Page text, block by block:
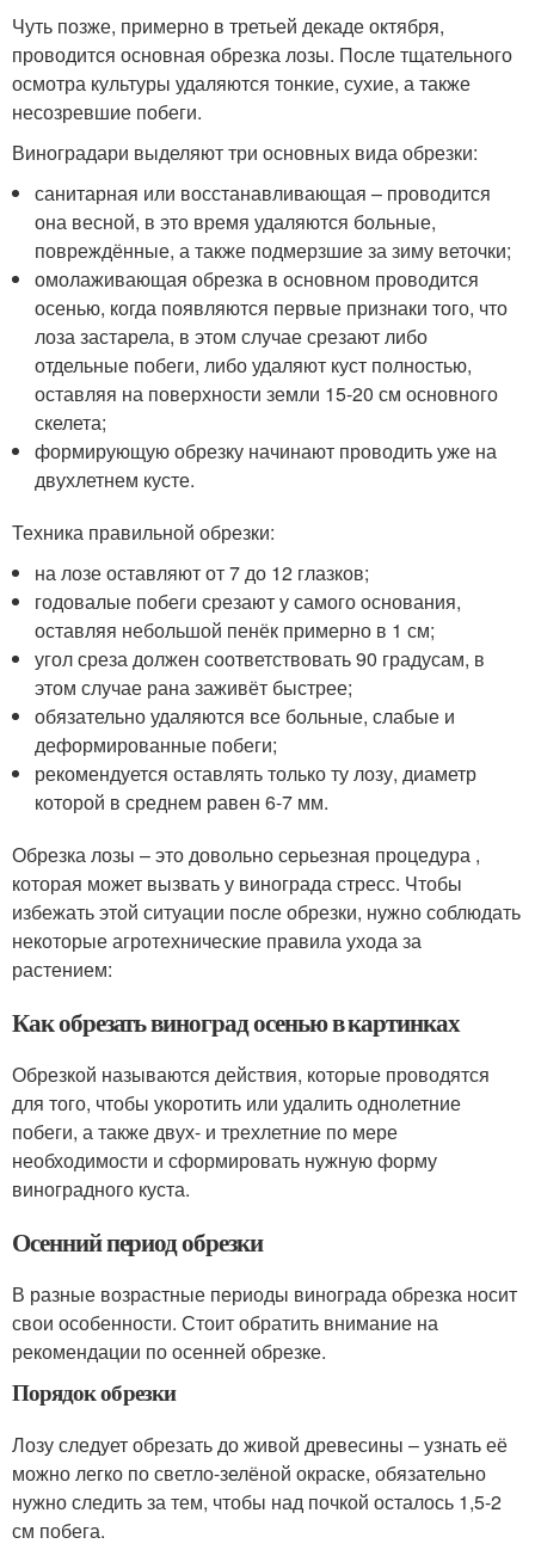
Чуть позже, примерно в третьей декаде октября,
проводится основная обрезка лозы. После тщательного
осмотра культуры удаляются тонкие, сухие, а также
несозревшие побеги.
Виноградари выделяют три основных вида обрезки:
санитарная или восстанавливающая – проводится
она весной, в это время удаляются больные,
повреждённые, а также подмерзшие за зиму веточки;
омолаживающая обрезка в основном проводится
осенью, когда появляются первые признаки того, что
лоза застарела, в этом случае срезают либо
отдельные побеги, либо удаляют куст полностью,
оставляя на поверхности земли 15-20 см основного
скелета;
формирующую обрезку начинают проводить уже на
двухлетнем кусте.
Техника правильной обрезки:
на лозе оставляют от 7 до 12 глазков;
годовалые побеги срезают у самого основания,
оставляя небольшой пенёк примерно в 1 см;
угол среза должен соответствовать 90 градусам, в
этом случае рана заживёт быстрее;
обязательно удаляются все больные, слабые и
деформированные побеги;
рекомендуется оставлять только ту лозу, диаметр
которой в среднем равен 6-7 мм.
Обрезка лозы – это довольно серьезная процедура ,
которая может вызвать у винограда стресс. Чтобы
избежать этой ситуации после обрезки, нужно соблюдать
некоторые агротехнические правила ухода за
растением:
Как обрезать виноград осенью в картинках
Обрезкой называются действия, которые проводятся
для того, чтобы укоротить или удалить однолетние
побеги, а также двух- и трехлетние по мере
необходимости и сформировать нужную форму
виноградного куста.
Осенний период обрезки
В разные возрастные периоды винограда обрезка носит
свои особенности. Стоит обратить внимание на
рекомендации по осенней обрезке.
Порядок обрезки
Лозу следует обрезать до живой древесины – узнать её
можно легко по светло-зелёной окраске, обязательно
нужно следить за тем, чтобы над почкой осталось 1,5-2
см побега.